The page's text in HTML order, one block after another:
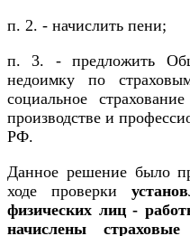
п. 2. - начислить пени;
п. 3. - предложить
недоимку по
социальное
производстве и
РФ.
Данное решение было
ходе проверки
физических лиц -
начислены